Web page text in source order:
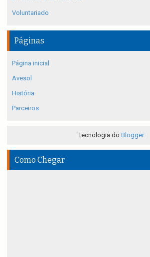
Voluntariado
Páginas
Página inicial
Avesol
História
Parceiros
Tecnologia do Blogger.
Como Chegar